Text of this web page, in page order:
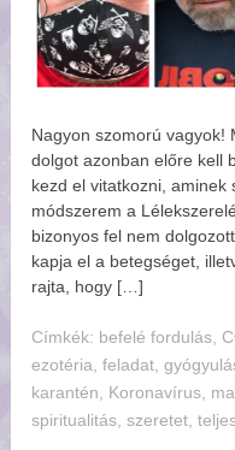
Nagyon szomorú vagyok!
dolgot azonban előre kell
kezd el vitatkozni, aminek
módszerem a
bizonyos fel nem
kapja el a betegséget,
rajta, hogy […]
Címkék: befelé fordulás,
ezotéria,feladat,
karantén, Koronavírus,
spiritualitás,szeretet,